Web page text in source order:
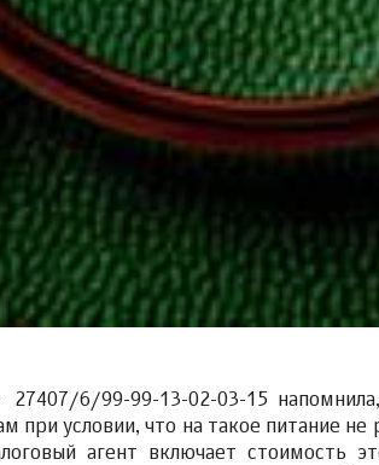
6/99-99-13-02-03-15
при условии, что на такое питание
агент включает стоимость